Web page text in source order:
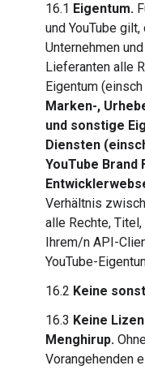
16.1 Eigentum.
und YouTube
Unternehmen
Lieferanten alle
Eigentum
Marken-,
und sonstige
Diensten
YouTube Brand
Verhältnis
alle Rechte,
Ihrem/n API-
YouTube-
16.2 Keine
16.3 Keine
Menghirup.
Vorangehenden